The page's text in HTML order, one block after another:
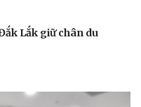
Lắk giữ chân du